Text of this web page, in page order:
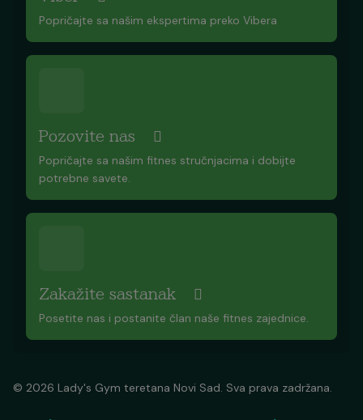
Popričajte sa našim ekspertima preko Vibera
Pozovite nas
Popričajte sa našim fitnes stručnjacima i dobijte
potrebne savete.
Zakažite sastanak
Posetite nas i postanite član naše fitnes zajednice.
© 2026 Lady's Gym teretana Novi Sad. Sva prava zadržana.